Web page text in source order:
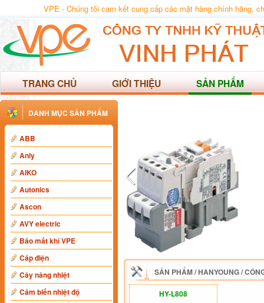
VPE - Chúng tôi cam kết cung cấp các mặt hàng chính hãng,
TRANG CHỦ GIỚI THIỆU SẢN PHẨM
DANH MỤC SẢN PHẨM
ABB
Anly
AIKO
Autonics
Ascon
AVY electric
Báo mất khí VPE
Cáp điện
Cây nâng nhiệt
Cảm biến nhiệt độ
SẢN PHẨM/HANYOUNG/
HY-L808